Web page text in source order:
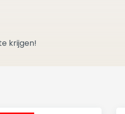
krijgen!